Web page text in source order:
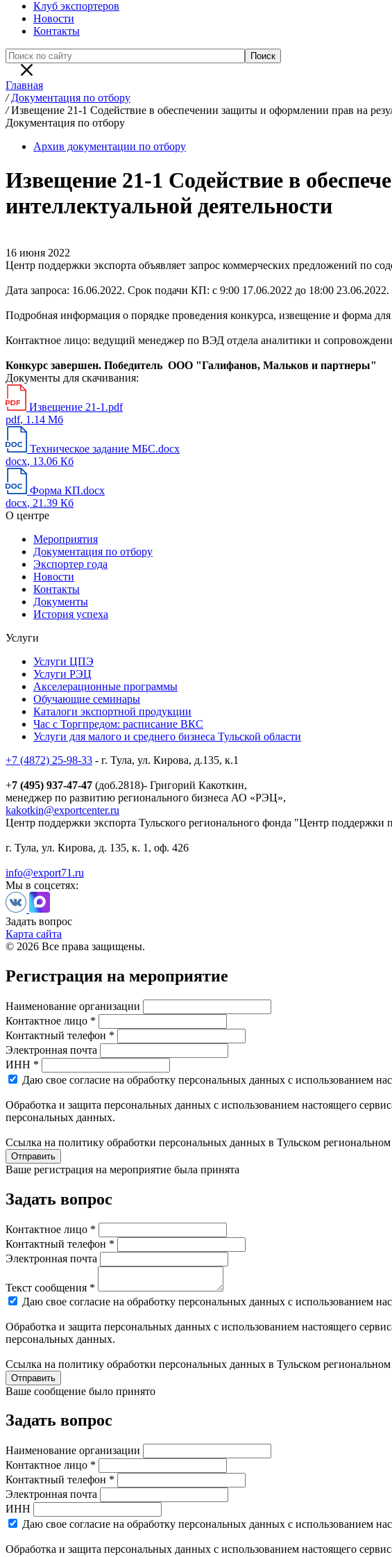
Клуб экспортеров
Новости
Контакты
Главная
/ Документация по отбору
/ Извещение 21-1 Содействие в обеспечении защиты и оформлении прав на
Документация по отбору
Архив документации по отбору
Извещение 21-1 Содействие в
интеллектуальной деятельности
16 июня 2022
Центр поддержки экспорта объявляет запрос коммерческих предложений по
Дата запроса: 16.06.2022. Срок подачи КП: с 9:00 17.06.2022 до 18:00 23.06.2022.
Подробная информация о порядке проведения конкурса, извещение и форма
Контактное лицо: ведущий менеджер по ВЭД отдела аналитики и
Конкурс завершен. Победитель ООО "Галифанов, Мальков и партнеры"
Документы для скачивания:
Извещение 21-1.pdf
pdf, 1.14 Мб
Техническое задание МБС.docx
docx, 13.06 Кб
Форма КП.docx
docx, 21.39 Кб
О центре
Мероприятия
Документация по отбору
Экспортер года
Новости
Контакты
Документы
История успеха
Услуги
Услуги ЦПЭ
Услуги РЭЦ
Акселерационные программы
Обучающие семинары
Каталоги экспортной продукции
Час с Торгпредом: расписание ВКС
Услуги для малого и среднего бизнеса Тульской области
+7 (4872) 25-98-33 - г. Тула, ул. Кирова, д.135, к.1
+7 (495) 937-47-47 (доб.2818)- Григорий Какоткин,
менеджер по развитию регионального бизнеса АО «РЭЦ»,
kakotkin@exportcenter.ru
Центр поддержки экспорта Тульского регионального фонда "Центр поддержки
г. Тула, ул. Кирова, д. 135, к. 1, оф. 426
info@export71.ru
Мы в соцсетях:
Задать вопрос
Карта сайта
© 2026 Все права защищены.
Регистрация на мероприятие
Наименование организации
Контактное лицо *
Контактный телефон *
Электронная почта
ИНН *
Даю свое согласие на обработку персональных данных с использованием
Обработка и защита персональных данных с использованием настоящего
персональных данных.
Ссылка на политику обработки персональных данных в Тульском
Отправить
Ваше регистрация на мероприятие была принята
Задать вопрос
Контактное лицо *
Контактный телефон *
Электронная почта
Текст сообщения *
Даю свое согласие на обработку персональных данных с использованием
Обработка и защита персональных данных с использованием настоящего
персональных данных.
Ссылка на политику обработки персональных данных в Тульском
Отправить
Ваше сообщение было принято
Задать вопрос
Наименование организации
Контактное лицо *
Контактный телефон *
Электронная почта
ИНН
Даю свое согласие на обработку персональных данных с использованием
Обработка и защита персональных данных с использованием настоящего